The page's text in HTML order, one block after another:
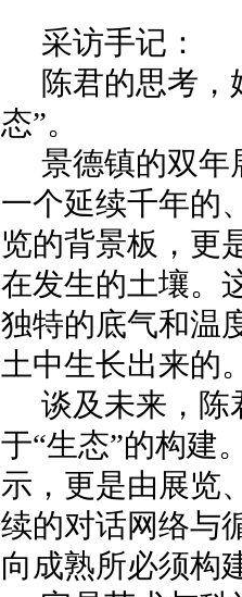
采访手记：
陈君的思考，
态”。
景德镇的双年
一个延续千年的
览的背景板，更
在发生的土壤。
独特的底气和温
土中生长出来的
谈及未来，陈
于“生态”的构建
示，更是由展览
续的对话网络与
向成熟所必须构